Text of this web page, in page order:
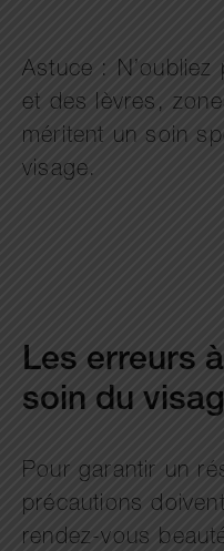
Astuce :
et des lèvres,
méritent un soin
visage.
Les erreurs
soin du
Pour garantir un
précautions
rendez-vous